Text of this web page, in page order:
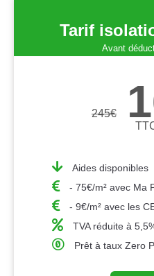
Tarif
Avant
245€
Aides disponibles
- 75€/m² avec Ma
- 9€/m² avec les
TVA réduite à
Prêt à taux Zero